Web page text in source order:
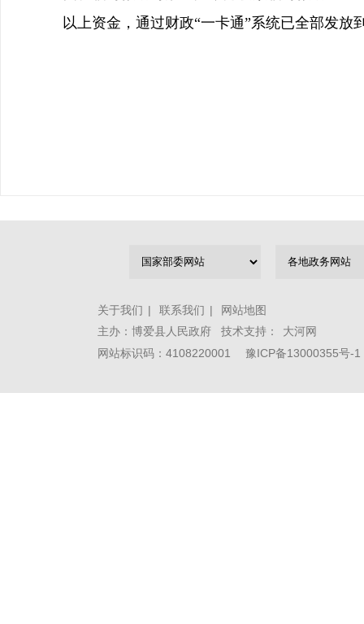
以上资金，通过财政“一卡通”系统已全部发放
关于我们 | 联系我们 |
网站地图
主办：博爱县人民政府 技术支持：
大河网
网站标识码：4108220001
豫ICP备13000355号-1